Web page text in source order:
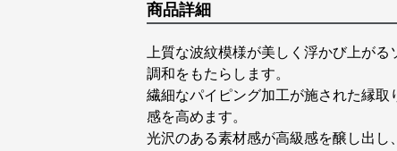
商品詳細
上質な波紋模様が美しく浮かび上が
調和をもたらします。
繊細なパイピング加工が施された縁
感を高めます。
光沢のある素材感が高級感を醸し出し